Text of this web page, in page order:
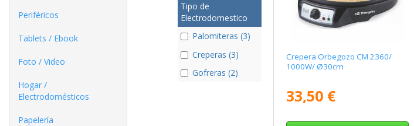
Periféricos
Tablets / Ebook
Foto / Video
Hogar /
Electrodomésticos
Papelería
Tipo de
Electrodomestico
Palomiteras (3)
Creperas (3)
Gofreras (2)
Crepera Orbegozo CM 2360/
1000W/ Ø30cm
33,50 €